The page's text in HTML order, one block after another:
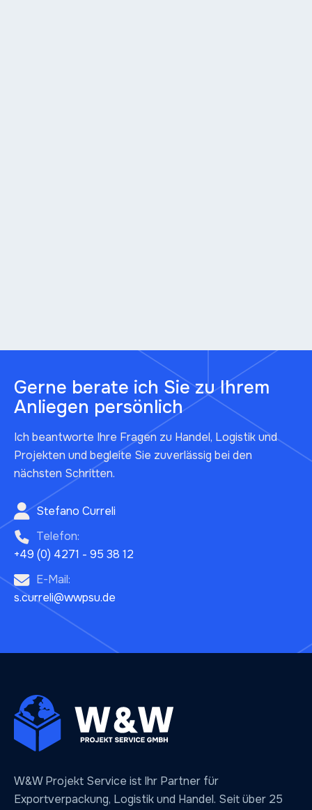
Gerne berate ich Sie zu Ihrem
Anliegen persönlich
Ich beantworte Ihre Fragen zu Handel, Logistik und
Projekten und begleite Sie zuverlässig bei den
nächsten Schritten.
Stefano Curreli
Telefon:
+49 (0) 4271 - 95 38 12
E-Mail:
s.curreli@wwpsu.de
W&W Projekt Service ist Ihr Partner für
Exportverpackung, Logistik und Handel. Seit über 25